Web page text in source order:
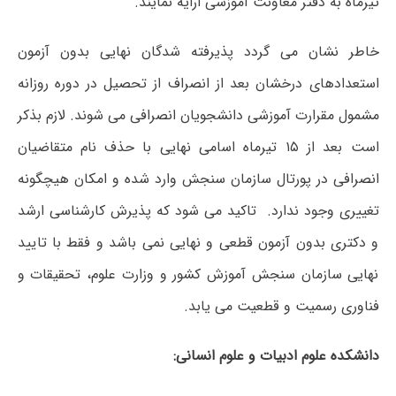
خاطر نشان می گردد پذیرفته شدگان نهایی بدون آزمون
استعدادهای درخشان بعد از انصراف از تحصیل در دوره روزانه
مشمول مقرارت آموزشی دانشجویان انصرافی می شوند. لازم بذکر
است بعد از ۱۵ تیرماه اسامی نهایی با حذف نام متقاضیان
انصرافی در پورتال سازمان سنجش وارد شده و امکان هیچگونه
تغییری وجود ندارد. تاکید می شود که پذیرش کارشناسی ارشد
و دکتری بدون آزمون قطعی و نهایی نمی باشد و فقط با تایید
نهایی سازمان سنجش آموزش کشور و وزارت علوم، تحقیقات و
فناوری رسمیت و قطعیت می یابد.
دانشکده علوم ادبیات و علوم انسانی: